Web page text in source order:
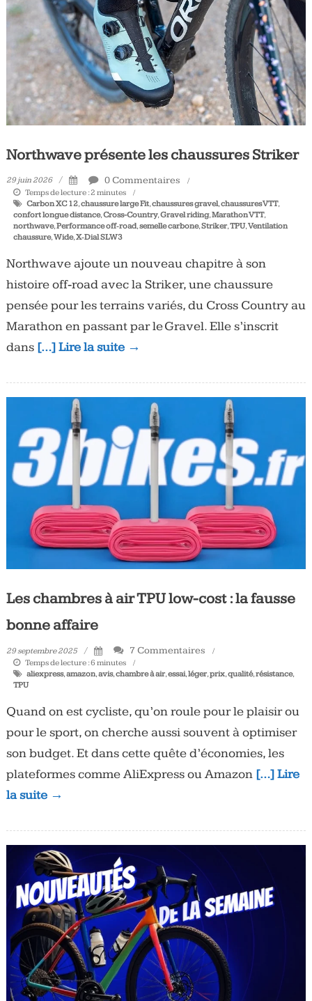
Tous
jours,
votre
actualité
vélo
et
triathlon
Northwave présente les chaussures Striker
29 juin 2026 0 Commentaires
Temps de lecture :2 minutes
Carbon XC 12,chaussure large Fit,chaussures gravel,chaussures VTT,
confort longue distance,Cross-Country,Gravel riding,Marathon VTT,
northwave,Performance off‑road,semelle carbone,Striker,TPU,Ventilation
chaussure,Wide,X‑Dial SLW3
Northwave ajoute un nouveau chapitre à son
histoire off‑road avec la Striker, une chaussure
pensée pour les terrains variés, du Cross Country au
Marathon en passant par le Gravel. Elle s’inscrit
dans […] Lire la suite →
Les chambres à air TPU low-cost : la fausse
bonne affaire
29 septembre 2025 7 Commentaires
Temps de lecture :6 minutes
aliexpress,amazon,avis,chambre à air,essai,léger,prix,qualité,résistance,
TPU
Quand on est cycliste, qu’on roule pour le plaisir ou
pour le sport, on cherche aussi souvent à optimiser
son budget. Et dans cette quête d’économies, les
plateformes comme AliExpress ou Amazon […] Lire
la suite →